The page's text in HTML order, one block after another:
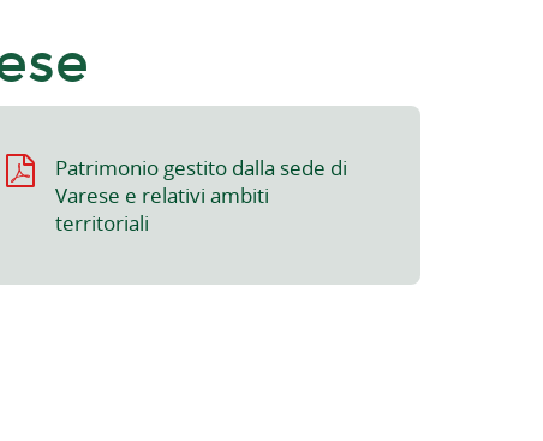
Patrimonio gestito dalla sede di
Varese e relativi ambiti
territoriali